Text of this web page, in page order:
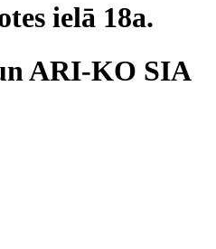
ielā 18a.
ARI-KO SIA